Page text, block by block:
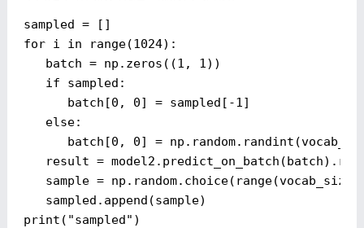
for i in range(1024):
   batch = np.zeros((
1 , 1))
if sampled:
      batch[
0 , 0] = sampled[-1]
else:
      batch[
0 , 0] =
result =
sample =
print ( "sampled"